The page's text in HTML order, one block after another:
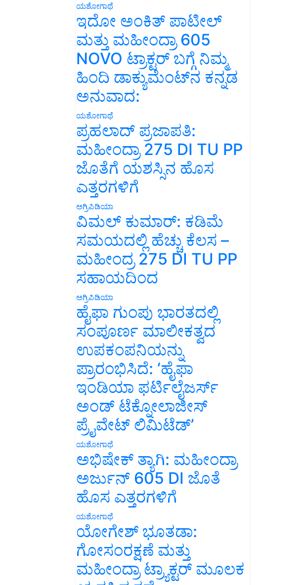
ಯಶೋಗಾಥೆ
ಇದೋ ಅಂಕಿತ್ ಪಾಟೀಲ್
ಮತ್ತು ಮಹೀಂದ್ರಾ 605
NOVO ಟ್ರಾಕ್ಟರ್ ಬಗ್ಗೆ ನಿಮ್ಮ
ಹಿಂದಿ ಡಾಕ್ಯುಮೆಂಟ್‌ನ ಕನ್ನಡ
ಅನುವಾದ:
ಯಶೋಗಾಥೆ
ಪ್ರಹಲಾದ್ ಪ್ರಜಾಪತಿ:
ಮಹೀಂದ್ರಾ 275 DI TU PP
ಜೊತೆಗೆ ಯಶಸ್ಸಿನ ಹೊಸ
ಎತ್ತರಗಳಿಗೆ
ಅಗ್ರಿಪಿಡಿಯಾ
ವಿಮಲ್ ಕುಮಾರ್: ಕಡಿಮೆ
ಸಮಯದಲ್ಲಿ ಹೆಚ್ಚು ಕೆಲಸ –
ಮಹೀಂದ್ರ 275 DI TU PP
ಸಹಾಯದಿಂದ
ಅಗ್ರಿಪಿಡಿಯಾ
ಹೈಫಾ ಗುಂಪು ಭಾರತದಲ್ಲಿ
ಸಂಪೂರ್ಣ ಮಾಲೀಕತ್ವದ
ಉಪಕಂಪನಿಯನ್ನು
ಪ್ರಾರಂಭಿಸಿದೆ: ‘ಹೈಫಾ
ಇಂಡಿಯಾ ಫರ್ಟಿಲೈಜರ್ಸ್
ಅಂಡ್ ಟೆಕ್ನೋಲಾಜೀಸ್
ಪ್ರೈವೇಟ್ ಲಿಮಿಟೆಡ್’
ಯಶೋಗಾಥೆ
ಅಭಿಷೇಕ್ ತ್ಯಾಗಿ: ಮಹೀಂದ್ರಾ
ಅರ್ಜುನ್ 605 DI ಜೊತೆ
ಹೊಸ ಎತ್ತರಗಳಿಗೆ
ಯಶೋಗಾಥೆ
ಯೋಗೇಶ್ ಭೂತಡಾ:
ಗೋಸಂರಕ್ಷಣೆ ಮತ್ತು
ಮಹೀಂದ್ರಾ ಟ್ರ್ಯಾಕ್ಟರ್ ಮೂಲಕ